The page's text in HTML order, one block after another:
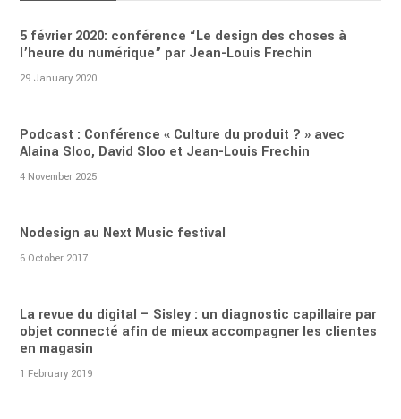
5 février 2020: conférence “Le design des choses à
l’heure du numérique” par Jean-Louis Frechin
29 January 2020
Podcast : Conférence « Culture du produit ? » avec
Alaina Sloo, David Sloo et Jean-Louis Frechin
4 November 2025
Nodesign au Next Music festival
6 October 2017
La revue du digital – Sisley : un diagnostic capillaire par
objet connecté afin de mieux accompagner les clientes
en magasin
1 February 2019